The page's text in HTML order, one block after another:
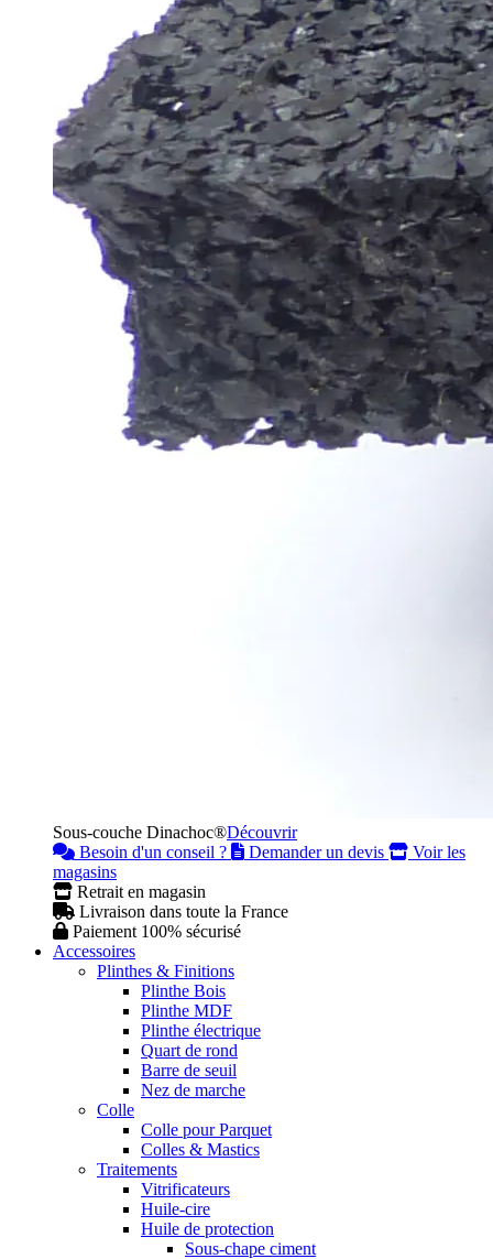
Sous-couche Dinachoc®Découvrir
Besoin d'un conseil ?
Demander un devis
Voir les
magasins
Retrait en magasin
Livraison dans toute la France
Paiement 100% sécurisé
Accessoires
Plinthes & Finitions
Plinthe Bois
Plinthe MDF
Plinthe électrique
Quart de rond
Barre de seuil
Nez de marche
Colle
Colle pour Parquet
Colles & Mastics
Traitements
Vitrificateurs
Huile-cire
Huile de protection
Sous-chape ciment